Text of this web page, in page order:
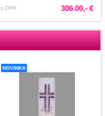
s DPH
306.00,- €
NOVINKA